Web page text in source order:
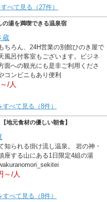
べて見る（27件）
湯を満喫できる温泉宿
蔵
ちろん、24H営業の別館ひのき屋で
風呂付客室もございます。ビジネ
面への観光にも是非ご利用くださ
コンビニもあり便利
/人
べて見る（8件）
地元食材の優しい朝食】
知られる掛け流し温泉。 岩の神・
座する山にある1日限定4組の湯
～/人
べて見る（8件）